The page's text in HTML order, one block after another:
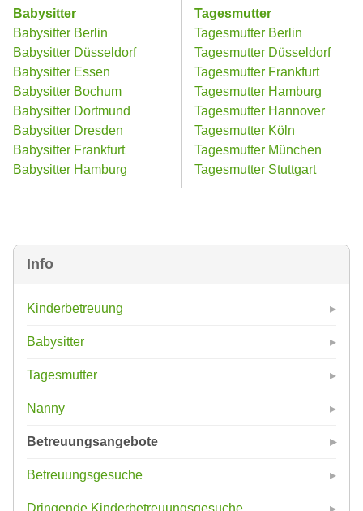
Info
Kinderbetreuung
Babysitter
Tagesmutter
Nanny
Betreuungsangebote
Betreuungsgesuche
Dringende Kinderbetreuungsgesuche
Babysitter
Babysitter Berlin
Babysitter Düsseldorf
Babysitter Essen
Babysitter Bochum
Babysitter Dortmund
Babysitter Dresden
Babysitter Frankfurt
Babysitter Hamburg
Tagesmutter
Tagesmutter Berlin
Tagesmutter Düsseldorf
Tagesmutter Frankfurt
Tagesmutter Hamburg
Tagesmutter Hannover
Tagesmutter Köln
Tagesmutter München
Tagesmutter Stuttgart